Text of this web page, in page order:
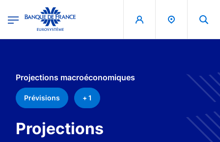
Banque de France - Menu Principal
Projections macroéconomiques
Prévisions + 1
Projections